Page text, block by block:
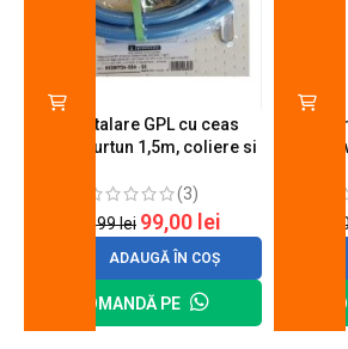
Kit instalare GPL cu ceas
butelie, furtun 1,5m, coliere si
(3)
120,99lei 99,00 lei
ADAUGĂ ÎN COȘ
COMANDĂ PE
A600, 6